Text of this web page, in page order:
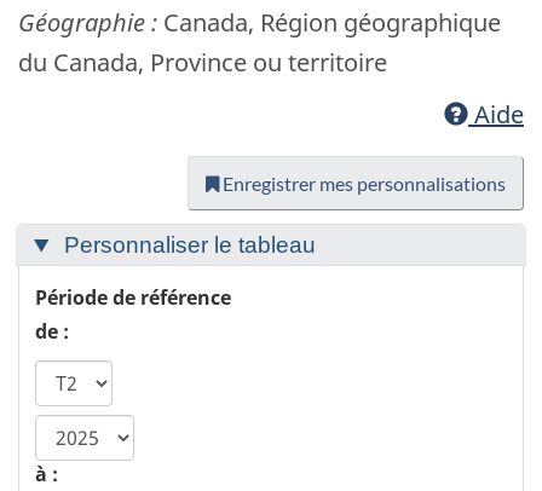
Géographie : Canada, Région géographique
du Canada, Province ou territoire
Aide
Enregistrer mes personnalisations
Personnaliser le tableau
Période de référence
de :
année
de
début
à :